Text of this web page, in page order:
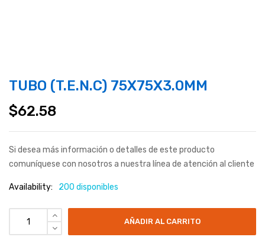
TUBO (T.E.N.C) 75X75X3.0MM
$62.58
Si desea más información o detalles de este producto
comuníquese con nosotros a nuestra línea de atención al cliente
Availability: 200 disponibles
AÑADIR AL CARRITO